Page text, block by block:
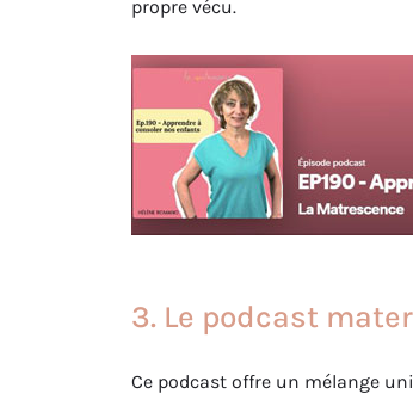
propre vécu.
3. Le podcast
Ce podcast offre un mélange